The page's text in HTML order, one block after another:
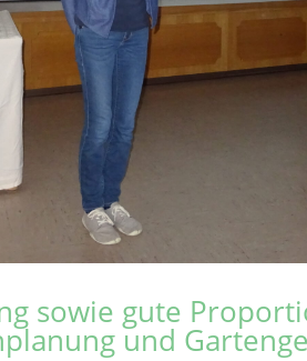
sowie gute
und